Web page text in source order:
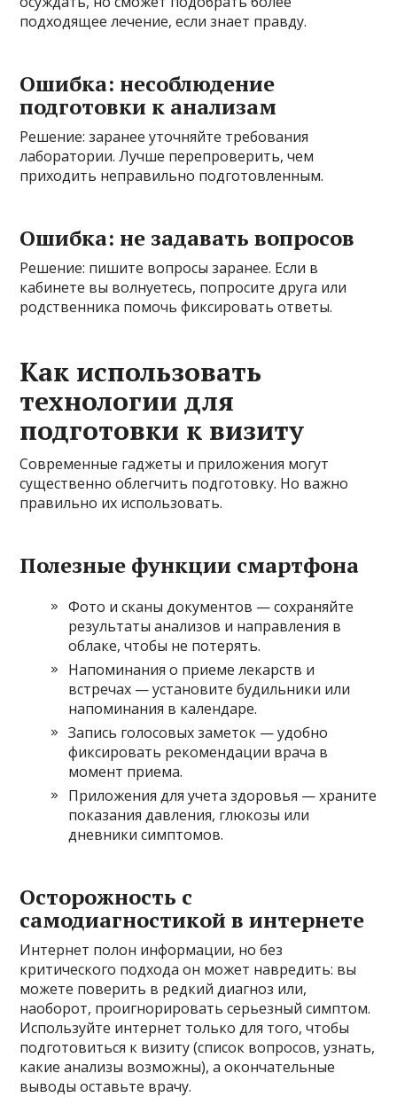
подходящее лечение, если знает правду.
Ошибка: несоблюдение
подготовки к анализам
Решение: заранее уточняйте требования
лаборатории. Лучше перепроверить, чем
приходить неправильно подготовленным.
Ошибка: не задавать вопросов
Решение: пишите вопросы заранее. Если в
кабинете вы волнуетесь, попросите друга или
родственника помочь фиксировать ответы.
Как использовать
технологии для
подготовки к визиту
Современные гаджеты и приложения могут
существенно облегчить подготовку. Но важно
правильно их использовать.
Полезные функции смартфона
Фото и сканы документов — сохраняйте
результаты анализов и направления в
облаке, чтобы не потерять.
Напоминания о приеме лекарств и
встречах — установите будильники или
напоминания в календаре.
Запись голосовых заметок — удобно
фиксировать рекомендации врача в
момент приема.
Приложения для учета здоровья — храните
показания давления, глюкозы или
дневники симптомов.
Осторожность с
самодиагностикой в интернете
Интернет полон информации, но без
критического подхода он может навредить: вы
можете поверить в редкий диагноз или,
наоборот, проигнорировать серьезный симптом.
Используйте интернет только для того, чтобы
подготовиться к визиту (список вопросов, узнать,
какие анализы возможны), а окончательные
выводы оставьте врачу.